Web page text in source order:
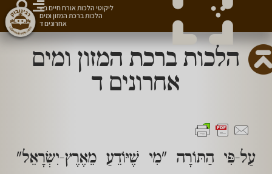
הלכות ברכת המזון ומים
אחרונים ד
עַל-פִּי הַתּוֹרָה "מִי שֶׁיּוֹדֵעַ מֵאֶרֶץ-יִשְׂרָאֵל"
ליקוטי הלכות אורח חיים ב»
הלכות ברכת המזון ומים
אחרונים ד